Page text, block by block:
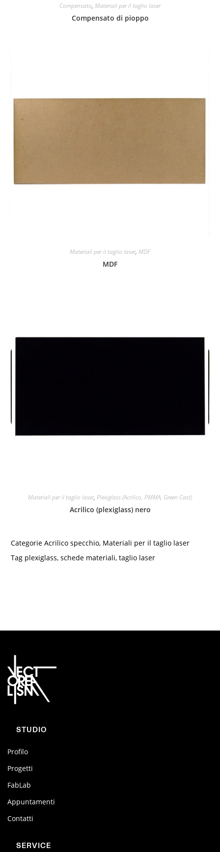
Compensato, Materiali per il taglio laser
Compensato di pioppo
Materiali per il taglio laser, MDF
MDF
Materiali per il taglio laser, Plexiglass (Acrilico, PMMA, Green Cast)
Acrilico (plexiglass) nero
Categorie Acrilico specchio, Materiali per il taglio laser
Tag plexiglass,schede materiali,taglio laser
STUDIO
Profilo
Progetti
FabLab
Appuntamenti
Contatti
SERVICE